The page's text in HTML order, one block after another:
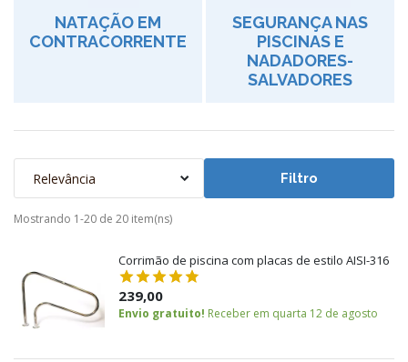
NATAÇÃO EM
CONTRACORRENTE
SEGURANÇA NAS
PISCINAS E
NADADORES-
SALVADORES
Relevância Filtro
Mostrando 1-20 de 20 item(ns)
Corrimão de piscina com placas de estilo AISI-316
239,00
Envio gratuito! Receber em quarta 12 de agosto